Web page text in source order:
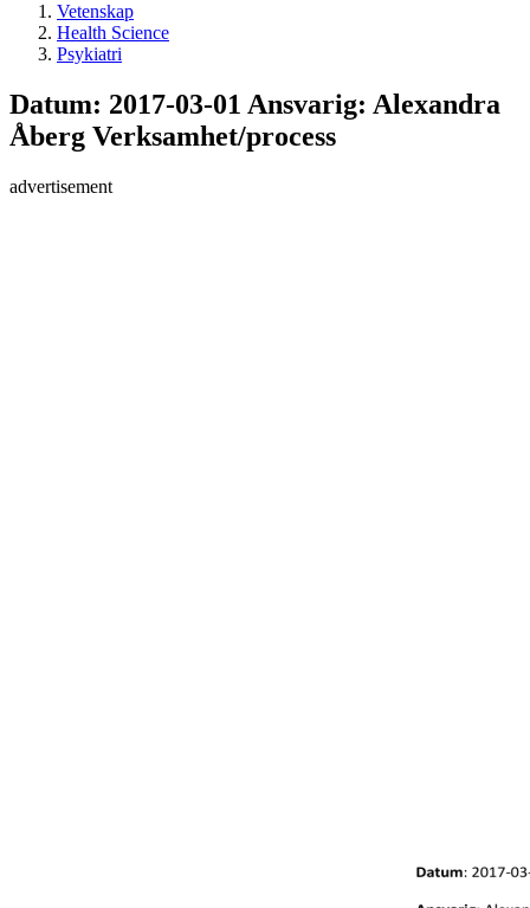
Vetenskap
Health Science
Psykiatri
Datum: 2017-03-01 Ansvarig: Alexandra
Åberg Verksamhet/process
advertisement